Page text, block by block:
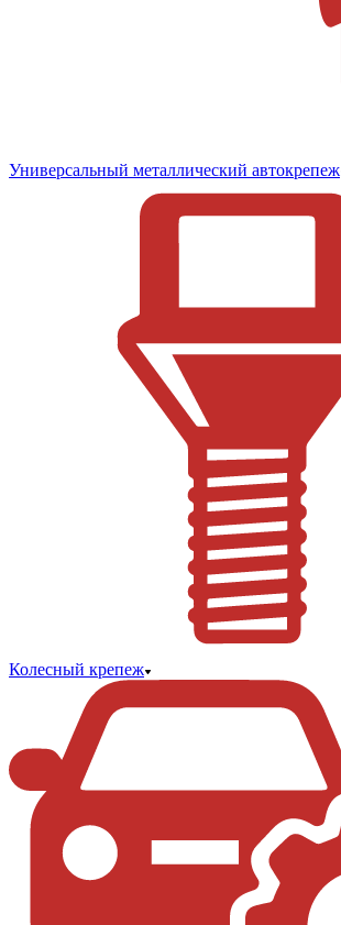
Универсальный металлический автокрепеж
Колесный крепеж